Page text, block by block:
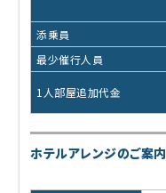
添乗員
最少催行人員
1人部屋追加代金
ホテルアレンジのご案内